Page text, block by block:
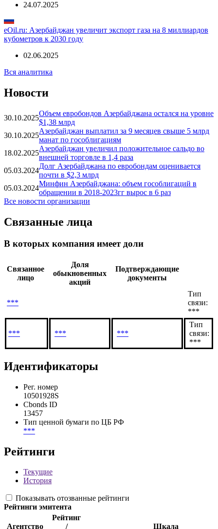
24.07.2025
eOil.ru: Азербайджан увеличит экспорт газа на 8 миллиардов
кубометров к 2030 году
02.06.2025
Вся аналитика
Новости
30.10.2025
Объем евробондов Азербайджана остался на уровне
$1,38 млрд
30.10.2025
Азербайджан выплатил за 9 месяцев свыше 5 млрд
манат по гособлигациям
18.02.2025
Азербайджан увеличил положительное сальдо во
внешней торговле в 1,4 раза
05.03.2024
Долг Азербайджана по евробондам оценивается
почти в $2,3 млрд
05.03.2024
Минфин Азербайджана: объем гособлигаций в
обращении в 2018-2023гг вырос в 6 раз
Все новости организации
Связанные лица
В которых компания имеет доли
Связанное
лицо
Доля
обыкновенных
акций
Подтверждающие
документы
***
Тип
связи:
***
*** *** ***
Тип
связи:
***
Идентификаторы
Рег. номер
10501928S
Cbonds ID
13457
Тип ценной бумаги по ЦБ РФ
***
Рейтинги
Текущие
История
Показывать отозванные рейтинги
Рейтинги эмитента
Агентство
Рейтинг
/
Шкала